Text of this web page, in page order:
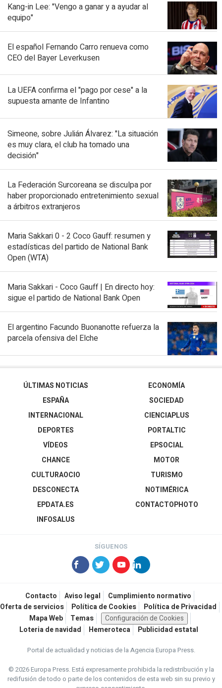
Kang-in Lee: "Vengo a ganar y a ayudar al
equipo"
El español Fernando Carro renueva como
CEO del Bayer Leverkusen
La UEFA confirma el "pago por cese" a la
supuesta amante de Infantino
Simeone, sobre Julián Álvarez: "La situación
es muy clara, el club ha tomado una
decisión"
La Federación Surcoreana se disculpa por
haber proporcionado entretenimiento sexual
a árbitros extranjeros
Maria Sakkari 0 - 2 Coco Gauff: resumen y
estadísticas del partido de National Bank
Open (WTA)
Maria Sakkari - Coco Gauff | En directo hoy:
sigue el partido de National Bank Open
El argentino Facundo Buonanotte refuerza la
parcela ofensiva del Elche
ÚLTIMAS NOTICIAS
ESPAÑA
INTERNACIONAL
DEPORTES
VÍDEOS
ECONOMÍA
SOCIEDAD
CIENCIAPLUS
PORTALTIC
EPSOCIAL
CHANCE
CULTURAOCIO
DESCONECTA
EPDATA.ES
INFOSALUS
MOTOR
TURISMO
NOTIMÉRICA
CONTACTOPHOTO
SÍGUENOS
Contacto Aviso legal
Cumplimiento normativo
Oferta de servicios
Política de Cookies
Política de Privacidad
Mapa Web
Temas
Configuración de Cookies
Loteria de navidad
Hemeroteca Publicidad estatal
Portal de actualidad y noticias de la Agencia Europa Press.
© 2026 Europa Press.Está expresamente prohibida la redistribución y la
redifusión de todo o parte de los contenidos de esta web sin su previo y